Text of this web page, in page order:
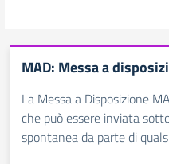
MAD: Messa a
La Messa a Disposizione
che può essere inviata
spontanea da parte di